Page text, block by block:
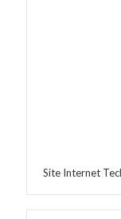
Site Internet